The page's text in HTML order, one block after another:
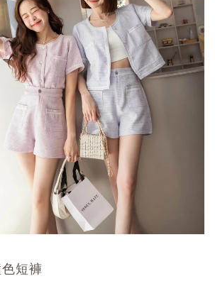
短褲